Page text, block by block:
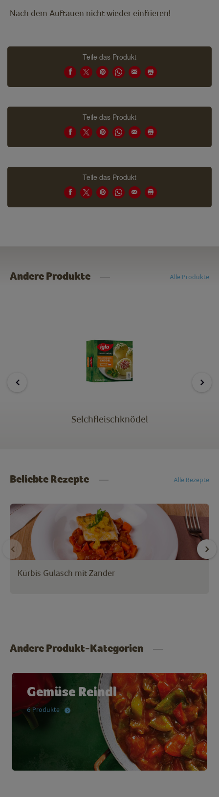
Nach dem Auftauen nicht wieder einfrieren!
Teile das Produkt
Teile das Produkt
Teile das Produkt
Andere Produkte Alle Produkte
Selchfleischknödel
Beliebte Rezepte Alle Rezepte
Kürbis Gulasch mit Zander
Andere Produkt-Kategorien
Gemüse Reindl
6 Produkte